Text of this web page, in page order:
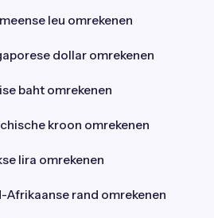
leu omrekenen
dollar omrekenen
baht omrekenen
kroon omrekenen
lira omrekenen
Afrikaanse rand omrekenen